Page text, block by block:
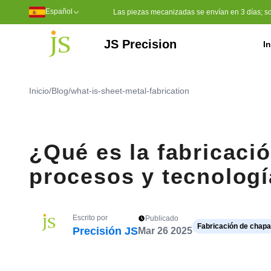
Español Las piezas mecanizadas se envían en 3 días;
JS Precision
Inicio/Blog/what-is-sheet-metal-fabrication
¿Qué es la
procesos y
Escrito por
Precisión JS
Publicado
Mar 26 2025 Fabricación de